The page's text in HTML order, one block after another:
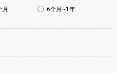
月
6个月~1年